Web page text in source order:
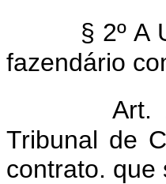
§ 2º A
fazendário
Art.
Tribunal de
contrato. que